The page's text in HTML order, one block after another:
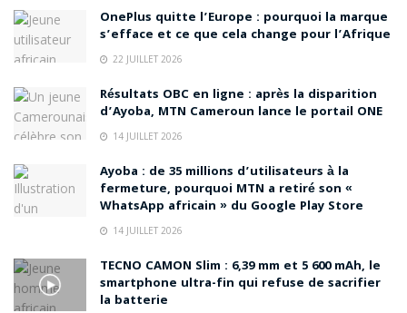
OnePlus quitte l’Europe : pourquoi la marque
s’efface et ce que cela change pour l’Afrique
22 JUILLET 2026
Résultats OBC en ligne : après la disparition
d’Ayoba, MTN Cameroun lance le portail ONE
14 JUILLET 2026
Ayoba : de 35 millions d’utilisateurs à la
fermeture, pourquoi MTN a retiré son «
WhatsApp africain » du Google Play Store
14 JUILLET 2026
TECNO CAMON Slim : 6,39 mm et 5 600 mAh, le
smartphone ultra-fin qui refuse de sacrifier
la batterie